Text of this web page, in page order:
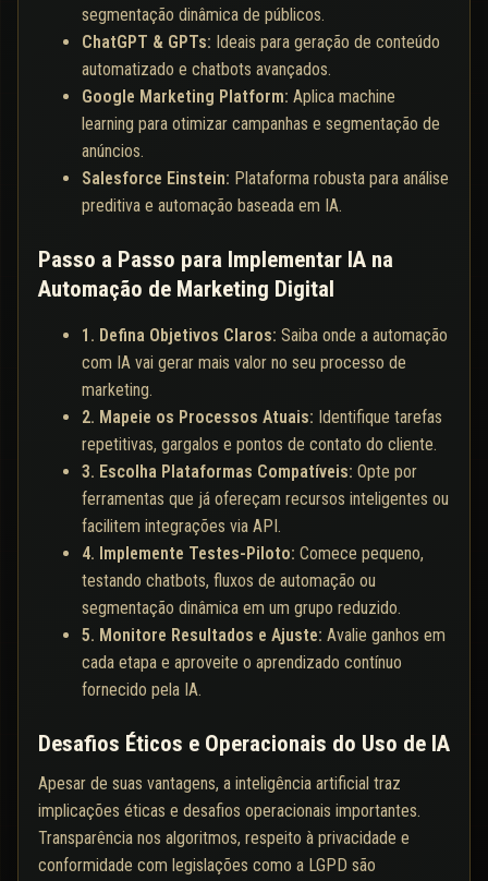
segmentação dinâmica de públicos.
ChatGPT & GPTs: Ideais para geração de conteúdo
automatizado e chatbots avançados.
Google Marketing Platform: Aplica machine
learning para otimizar campanhas e segmentação de
anúncios.
Salesforce Einstein: Plataforma robusta para análise
preditiva e automação baseada em IA.
Passo a Passo para Implementar IA na
Automação de Marketing Digital
1. Defina Objetivos Claros: Saiba onde a automação
com IA vai gerar mais valor no seu processo de
marketing.
2. Mapeie os Processos Atuais: Identifique tarefas
repetitivas, gargalos e pontos de contato do cliente.
3. Escolha Plataformas Compatíveis: Opte por
ferramentas que já ofereçam recursos inteligentes ou
facilitem integrações via API.
4. Implemente Testes-Piloto: Comece pequeno,
testando chatbots, fluxos de automação ou
segmentação dinâmica em um grupo reduzido.
5. Monitore Resultados e Ajuste: Avalie ganhos em
cada etapa e aproveite o aprendizado contínuo
fornecido pela IA.
Desafios Éticos e Operacionais do Uso de IA
Apesar de suas vantagens, a inteligência artificial traz
implicações éticas e desafios operacionais importantes.
Transparência nos algoritmos, respeito à privacidade e
conformidade com legislações como a LGPD são